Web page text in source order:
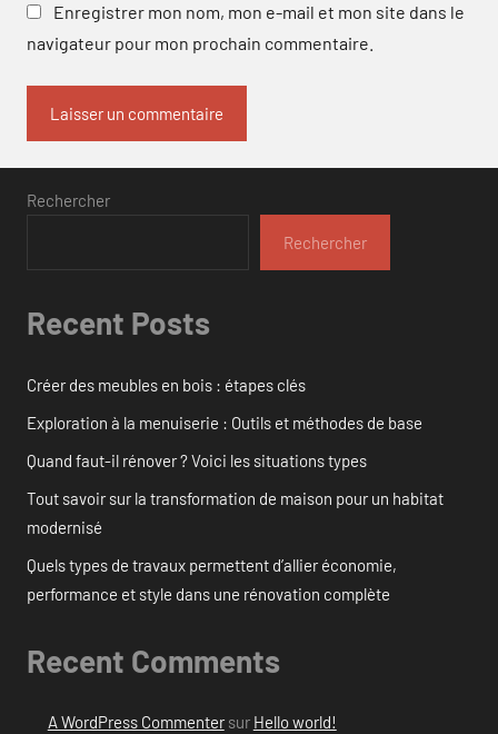
Enregistrer mon nom, mon e-mail et mon site dans le
navigateur pour mon prochain commentaire.
Rechercher
Rechercher
Recent Posts
Créer des meubles en bois : étapes clés
Exploration à la menuiserie : Outils et méthodes de base
Quand faut-il rénover ? Voici les situations types
Tout savoir sur la transformation de maison pour un habitat
modernisé
Quels types de travaux permettent d’allier économie,
performance et style dans une rénovation complète
Recent Comments
A WordPress Commentersur Hello world!